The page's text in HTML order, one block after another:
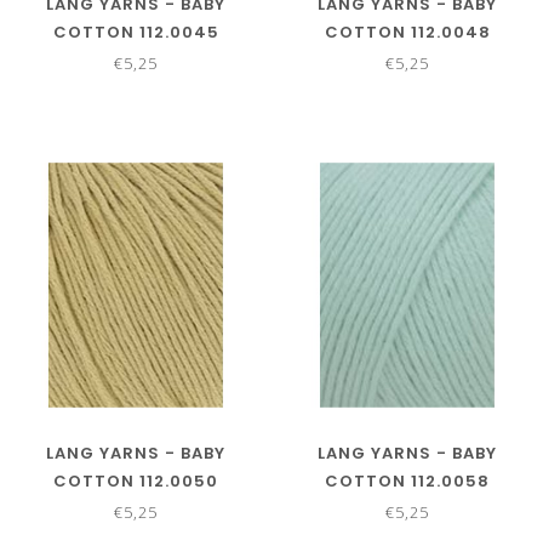
LANG YARNS - BABY
COTTON 112.0045
€5,25
LANG YARNS - BABY
COTTON 112.0048
€5,25
LANG YARNS - BABY
COTTON 112.0050
€5,25
LANG YARNS - BABY
COTTON 112.0058
€5,25